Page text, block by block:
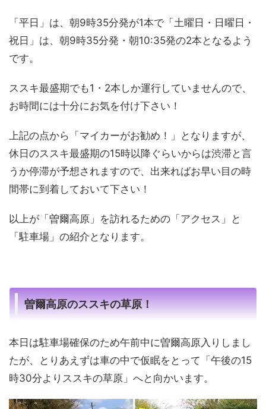
「平日」は、朝9時35分発が1本で「土曜日・日曜日・
祝日」は、朝9時35分発・朝10:35発の2本となるよう
です。
ススキ最盛期でも1・2本しか運行していませんので、
お時間には十分にお気を付け下さい！
上記の点から「マイカーがお勧め！」となりますが、
休日のススキ最盛期の15時以降ぐらいからは渋滞と言
うか停滞が予想されますので、出来ればお早い目の時
間帯に到着しておいて下さい！
以上が「曽爾高原」を訪れるための「アクセス」と
「駐車場」の紹介となります。
曽爾高原のススキの草原！
本日は駐車場確保のため午前中に曽爾高原入りしまし
たが、とりあえずは車の中で仮眠をとって「午後の15
時30分よりススキの草原」へと向かいます。